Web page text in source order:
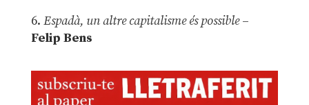
6. Espadà, un altre capitalisme és possible –
Felip Bens